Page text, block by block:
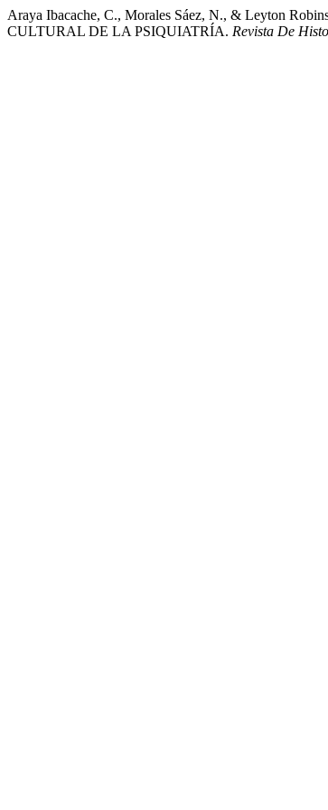
Araya Ibacache, C., Morales Sáez, N., & Leyton
CULTURAL DE LA PSIQUIATRÍA. Revista De